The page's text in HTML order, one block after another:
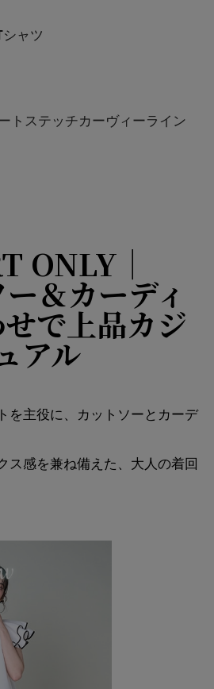
ャツ
トステッチカーヴィーライン
ONLY｜
＆カーディ
で上品カジ
アル
を主役に、カットソーとカーデ
ス感を兼ね備えた、大人の着回